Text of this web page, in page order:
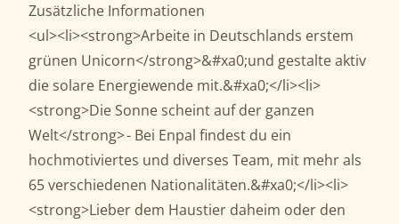
Zusätzliche Informationen
<ul><li><strong>Arbeite in Deutschlands erstem
grünen Unicorn</strong>&#xa0;und gestalte aktiv
die solare Energiewende mit.&#xa0;</li><li>
<strong>Die Sonne scheint auf der ganzen
Welt</strong> - Bei Enpal findest du ein
hochmotiviertes und diverses Team, mit mehr als
65 verschiedenen Nationalitäten.&#xa0;</li><li>
<strong>Lieber dem Haustier daheim oder den